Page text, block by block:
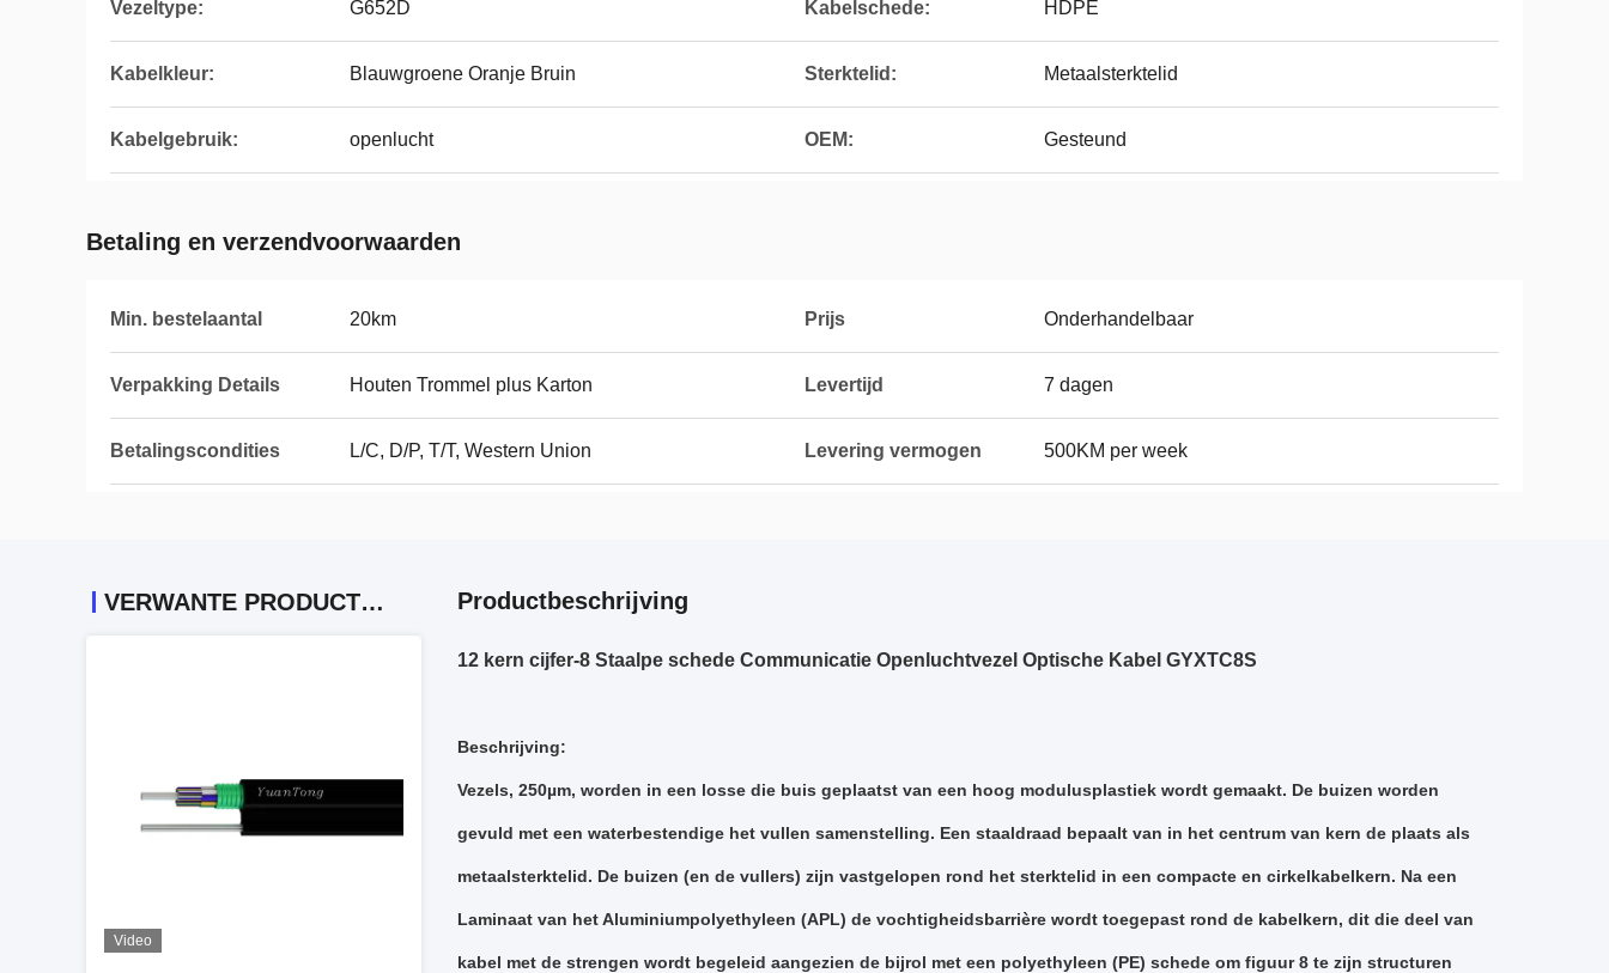
Vezeltype: G652D Kabelschede: HDPE
Kabelkleur: Blauwgroene Oranje Bruin Sterktelid: Metaalsterktelid
Kabelgebruik: openlucht OEM: Gesteund
Betaling en verzendvoorwaarden
Min. bestelaantal 20km Prijs Onderhandelbaar
Verpakking Details Houten Trommel plus Karton Levertijd 7 dagen
Betalingscondities L/C, D/P, T/T, Western Union Levering vermogen 500KM per week
VERWANTE PRODUCTEN
Video
Productbeschrijving
12 kern cijfer-8 Staalpe schede Communicatie Openluchtvezel Optische Kabel GYXTC8S
Beschrijving:
Vezels, 250µm, worden in een losse die buis geplaatst van een hoog modulusplastiek wordt gemaakt. De buizen worden
gevuld met een waterbestendige het vullen samenstelling. Een staaldraad bepaalt van in het centrum van kern de plaats als
metaalsterktelid. De buizen (en de vullers) zijn vastgelopen rond het sterktelid in een compacte en cirkelkabelkern. Na een
Laminaat van het Aluminiumpolyethyleen (APL) de vochtigheidsbarrière wordt toegepast rond de kabelkern, dit die deel van
kabel met de strengen wordt begeleid aangezien de bijrol met een polyethyleen (PE) schede om figuur 8 te zijn structuren